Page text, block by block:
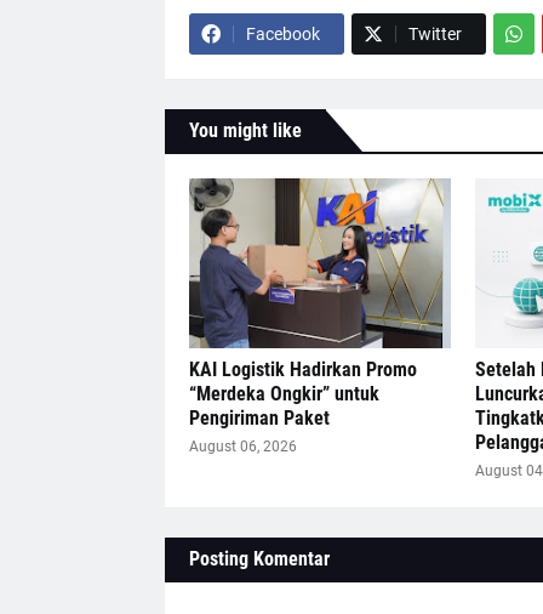
Facebook Twitter
You might like
KAI Logistik Hadirkan Promo
“Merdeka Ongkir” untuk
Pengiriman Paket
August 06, 2026
Setelah
August
Posting Komentar